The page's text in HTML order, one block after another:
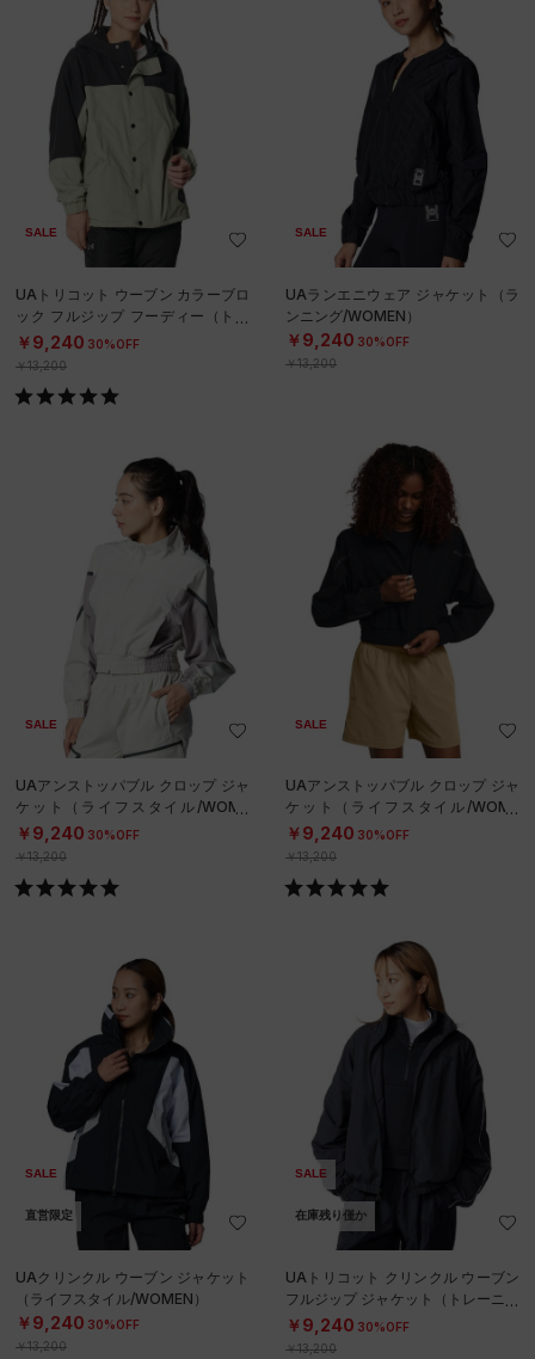
SALE
UAトリコット ウーブン カラーブロ
ック フルジップ フーディー（トレ
ーニング/WOMEN）
￥9,240 30%OFF
￥13,200
SALE
UAランエニウェア ジャケット（ラ
ンニング/WOMEN）
￥9,240 30%OFF
￥13,200
SALE
UAアンストッパブル クロップ ジャ
ケット（ライフスタイル/WOME
N）
￥9,240 30%OFF
￥13,200
SALE
UAアンストッパブル クロップ ジャ
ケット（ライフスタイル/WOME
N）
￥9,240 30%OFF
￥13,200
SALE
直営限定
UAクリンクル ウーブン ジャケット
（ライフスタイル/WOMEN）
￥9,240 30%OFF
￥13,200
SALE
在庫残り僅か
UAトリコット クリンクル ウーブン
フルジップ ジャケット（トレーニン
グ/WOMEN）
￥9,240 30%OFF
￥13,200